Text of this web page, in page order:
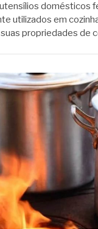
domésticos
utilizados em
propriedades de